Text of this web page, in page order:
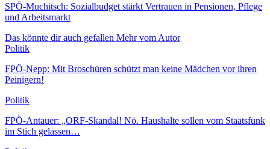
SPÖ-Muchitsch: Sozialbudget stärkt Vertrauen in Pensionen, Pflege
und Arbeitsmarkt
Das könnte dir auch gefallen Mehr vom Autor
Politik
FPÖ-Nepp: Mit Broschüren schützt man keine Mädchen vor ihren
Peinigern!
Politik
FPÖ-Antauer: „ORF-Skandal! Nö. Haushalte sollen vom Staatsfunk
im Stich gelassen…